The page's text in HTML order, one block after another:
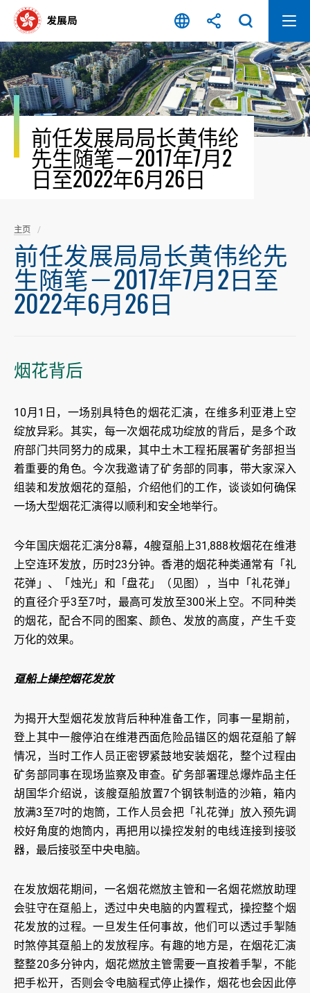
容
开
始
前任发展局局长黄伟纶
先生随笔－2017年7月2
日至2022年6月26日
主页
前任发展局局长黄伟纶先
生随笔－2017年7月2日至
2022年6月26日
烟花背后
10月1日，一场别具特色的烟花汇演，在维多利亚港上空
绽放异彩。其实，每一次烟花成功绽放的背后，是多个政
府部门共同努力的成果，其中土木工程拓展署矿务部担当
着重要的角色。今次我邀请了矿务部的同事，带大家深入
组装和发放烟花的趸船，介绍他们的工作，谈谈如何确保
一场大型烟花汇演得以顺利和安全地举行。
今年国庆烟花汇演分8幕，4艘趸船上31,888枚烟花在维港
上空连环发放，历时23分钟。香港的烟花种类通常有「礼
花弹」、「烛光」和「盘花」（见图），当中「礼花弹」
的直径介乎3至7吋，最高可发放至300米上空。不同种类
的烟花，配合不同的图案、颜色、发放的高度，产生千变
万化的效果。
趸船上操控烟花发放
为揭开大型烟花发放背后种种准备工作，同事一星期前，
登上其中一艘停泊在维港西面危险品锚区的烟花趸船了解
情况，当时工作人员正密锣紧鼓地安装烟花，整个过程由
矿务部同事在现场监察及审查。矿务部署理总爆炸品主任
胡国华介绍说，该艘趸船放置7个钢铁制造的沙箱，箱内
放满3至7吋的炮筒，工作人员会把「礼花弹」放入预先调
校好角度的炮筒内，再把用以操控发射的电线连接到接驳
器，最后接驳至中央电脑。
在发放烟花期间，一名烟花燃放主管和一名烟花燃放助理
会驻守在趸船上，透过中央电脑的内置程式，操控整个烟
花发放的过程。一旦发生任何事故，他们可以透过手掣随
时煞停其趸船上的发放程序。有趣的地方是，在烟花汇演
整整20多分钟内，烟花燃放主管需要一直按着手掣，不能
把手松开，否则会令电脑程式停止操作，烟花也会因此停